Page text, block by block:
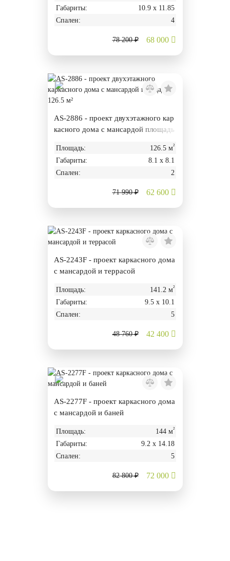
Габариты:
10.9 х 11.85
Спален:
4
78 200 ₽ 68 000
AS-2886 - проект двухэтажного кар
касного дома с мансардой площадь
Площадь: 126.5 м²
Габариты:
8.1 х 8.1
Спален:
2
71 990 ₽ 62 600
AS-2243F - проект каркасного дома
с мансардой и террасой
Площадь: 141.2 м²
Габариты:
9.5 х 10.1
Спален:
5
48 760 ₽ 42 400
AS-2277F - проект каркасного дома
с мансардой и баней
Площадь: 144 м²
Габариты:
9.2 х 14.18
Спален:
5
82 800 ₽ 72 000